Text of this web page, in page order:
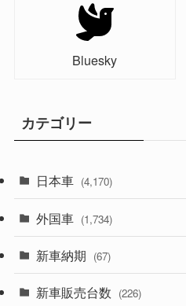
Bluesky
カテゴリー
日本車 (4,170)
(1,320)
(329)
(525)
外国車 (1,734)
新車納期 (67)
(28)
新車販売台数 (226)